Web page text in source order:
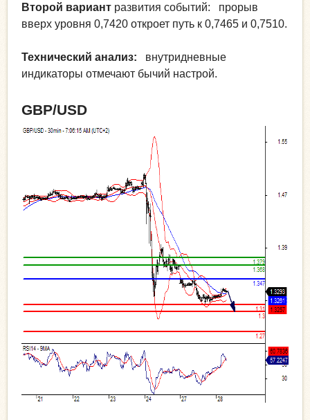
Второй вариант развития событий: прорыв
вверх уровня 0,7420 откроет путь к 0,7465 и 0,7510.
Технический анализ:
внутридневные
индикаторы отмечают бычий настрой.
GBP/USD